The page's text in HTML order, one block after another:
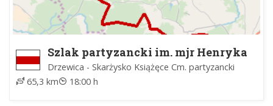
Szlak partyzancki im. mjr Henryka
Dobrzańskiego "Hubala"
Drzewica - Skarżysko Książęce Cm. partyzancki
65,3 km
18:00 h